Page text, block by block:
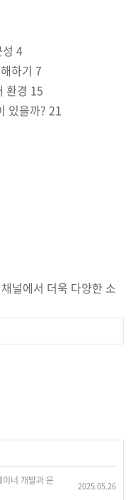
성 4
하기 7
환경 15
있을까? 21
널에서 더욱 다양한 소
너 개발과 운
2025.05.26